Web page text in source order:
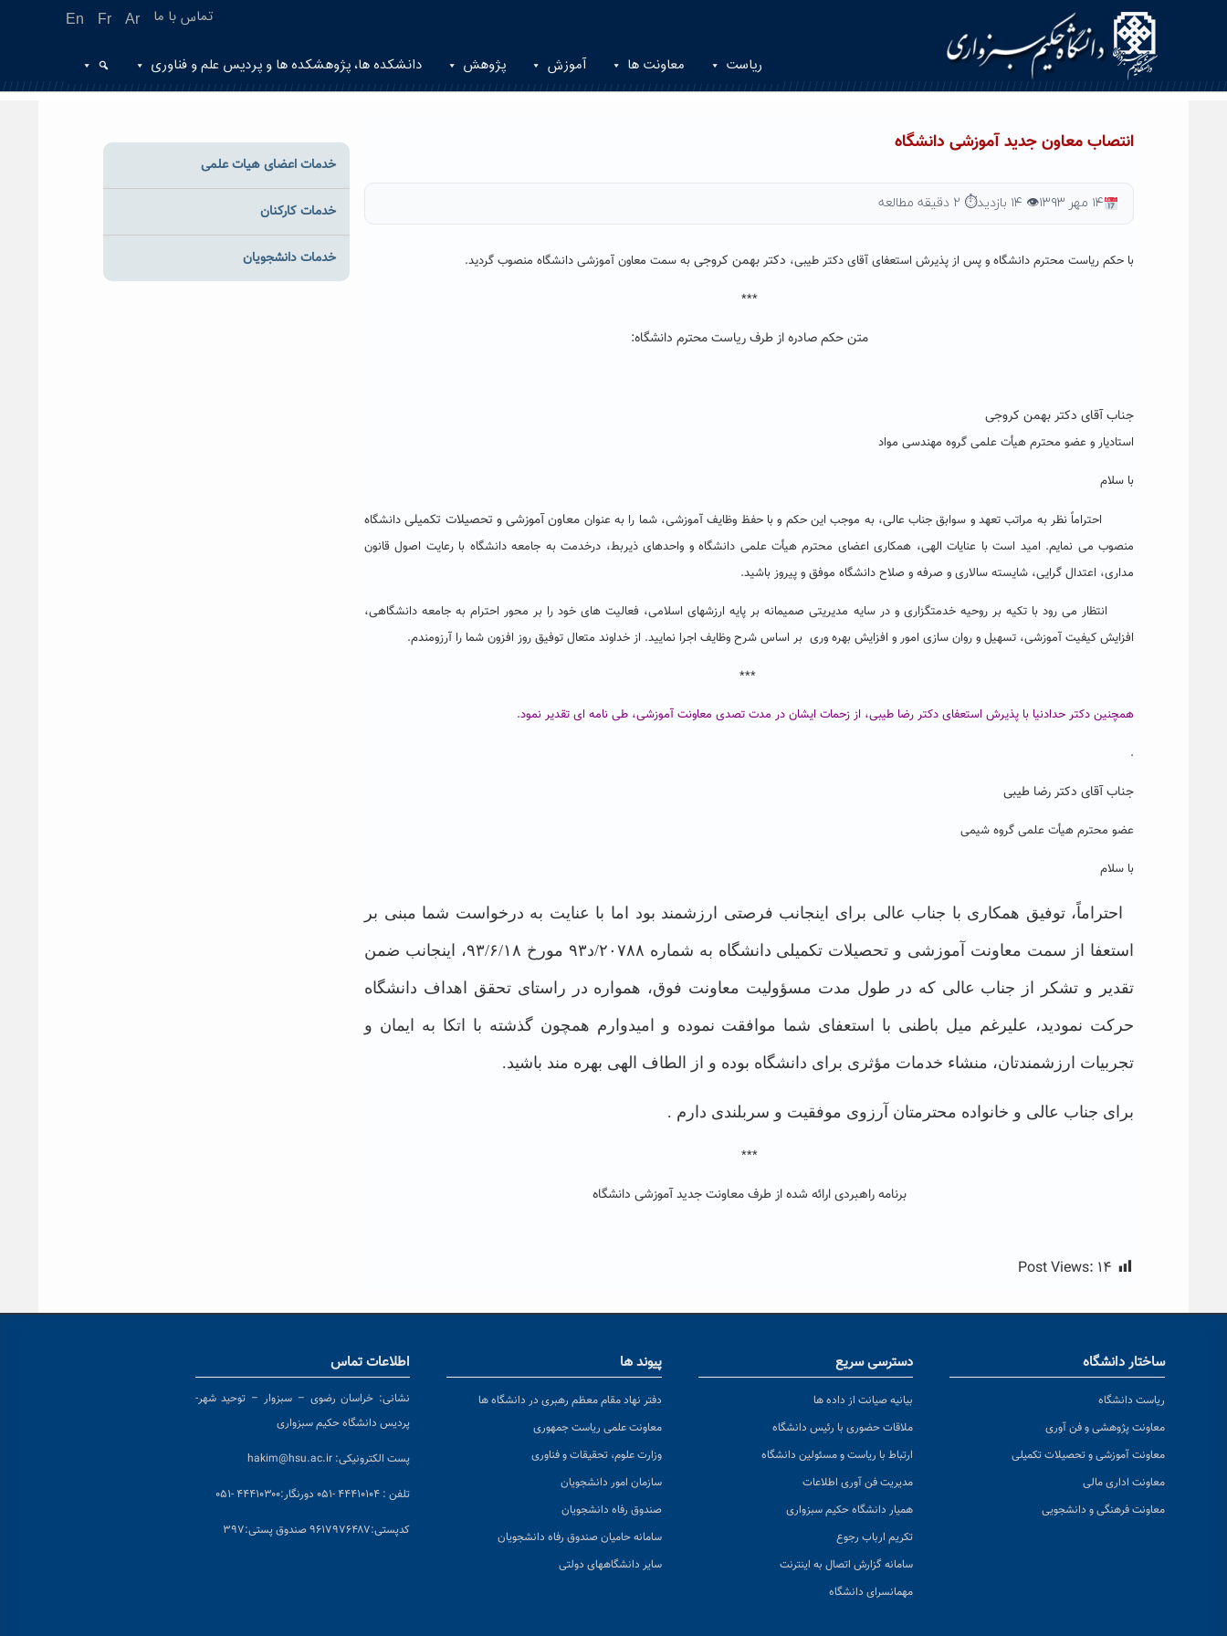
En Fr Ar تماس با ما
ریاست معاونت ها آموزش پژوهش دانشکده ها، پژوهشکده ها و پردیس علم و فناوری
انتصاب معاون جدید آموزشی دانشگاه
۱۴ مهر ۱۳۹۳ 👁 ۱۴ بازدید ⏱ ۲ دقیقه مطالعه
با حکم ریاست محترم دانشگاه و پس از پذیرش استعفای آقای دکتر طیبی، دکتر بهمن کروجی به سمت معاون آموزشی دانشگاه منصوب گردید.
***
متن حکم صادره از طرف ریاست محترم دانشگاه:
جناب آقای دکتر بهمن کروجی
استادیار و عضو محترم هیأت علمی گروه مهندسی مواد
با سلام
احتراماً نظر به مراتب تعهد و سوابق جناب عالی، به موجب این حکم و با حفظ وظایف آموزشی، شما را به عنوان معاون آموزشی و تحصیلات تکمیلی دانشگاه
منصوب می نمایم. امید است با عنایات الهی، همکاری اعضای محترم هیأت علمی دانشگاه و واحدهای ذیربط، درخدمت به جامعه دانشگاه با رعایت اصول قانون
مداری، اعتدال گرایی، شایسته سالاری و صرفه و صلاح دانشگاه موفق و پیروز باشید.
انتظار می رود با تکیه بر روحیه خدمتگزاری و در سایه مدیریتی صمیمانه بر پایه ارزشهای اسلامی، فعالیت های خود را بر محور احترام به جامعه دانشگاهی،
افزایش کیفیت آموزشی، تسهیل و روان سازی امور و افزایش بهره وری بر اساس شرح وظایف اجرا نمایید. از خداوند متعال توفیق روز افزون شما را آرزومندم.
***
همچنین دکتر حدادنیا با پذیرش استعفای دکتر رضا طیبی، از زحمات ایشان در مدت تصدی معاونت آموزشی، طی نامه ای تقدیر نمود.
.
جناب آقای دکتر رضا طیبی
عضو محترم هیأت علمی گروه شیمی
با سلام
احتراماً، توفیق همکاری با جناب عالی برای اینجانب فرصتی ارزشمند بود اما با عنایت به درخواست شما مبنی بر
استعفا از سمت معاونت آموزشی و تحصیلات تکمیلی دانشگاه به شماره ۲۰۷۸۸/د۹۳ مورخ ۹۳/۶/۱۸، اینجانب ضمن
تقدیر و تشکر از جناب عالی که در طول مدت مسؤولیت معاونت فوق، همواره در راستای تحقق اهداف دانشگاه
حرکت نمودید، علیرغم میل باطنی با استعفای شما موافقت نموده و امیدوارم همچون گذشته با اتکا به ایمان و
تجربیات ارزشمندتان، منشاء خدمات مؤثری برای دانشگاه بوده و از الطاف الهی بهره مند باشید.
برای جناب عالی و خانواده محترمتان آرزوی موفقیت و سربلندی دارم .
***
برنامه راهبردی ارائه شده از طرف معاونت جدید آموزشی دانشگاه
Post Views: ۱۴
خدمات اعضای هیات علمی
خدمات کارکنان
خدمات دانشجویان
ساختار دانشگاه
ریاست دانشگاه
معاونت پژوهشی و فن آوری
معاونت آموزشی و تحصیلات تکمیلی
معاونت اداری مالی
معاونت فرهنگی و دانشجویی
دسترسی سریع
بیانیه صیانت از داده ها
ملاقات حضوری با رئیس دانشگاه
ارتباط با ریاست و مسئولین دانشگاه
مدیریت فن آوری اطلاعات
همیار دانشگاه حکیم سبزواری
تکریم ارباب رجوع
سامانه گزارش اتصال به اینترنت
مهمانسرای دانشگاه
پیوند ها
دفتر نهاد مقام معظم رهبری در دانشگاه ها
معاونت علمی ریاست جمهوری
وزارت علوم، تحقیقات و فناوری
سازمان امور دانشجویان
صندوق رفاه دانشجویان
سامانه حامیان صندوق رفاه دانشجویان
سایر دانشگاههای دولتی
اطلاعات تماس
نشانی: خراسان رضوی – سبزوار – توحید شهر-
پردیس دانشگاه حکیم سبزواری
پست الکترونیکی: hakim@hsu.ac.ir
تلفن : ۴۴۴۱۰۱۰۴ -۰۵۱ دورنگار:۴۴۴۱۰۳۰۰ -۰۵۱
کدپستی:۹۶۱۷۹۷۶۴۸۷ صندوق پستی:۳۹۷